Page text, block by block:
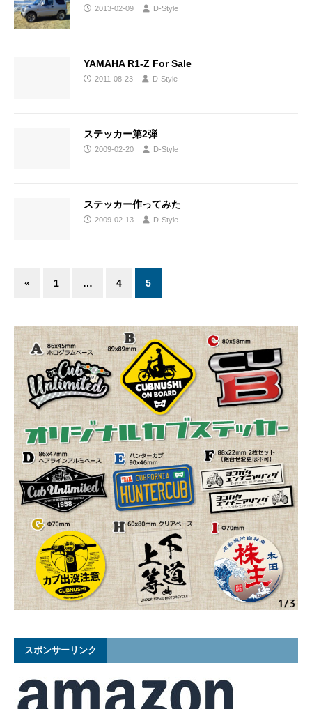
2013-02-09 D-Style
YAMAHA R1-Z For Sale
2011-08-23 D-Style
ステッカー第2弾
2009-02-20 D-Style
ステッカー作ってみた
2009-02-13 D-Style
« 1 … 4 5
スポンサーリンク